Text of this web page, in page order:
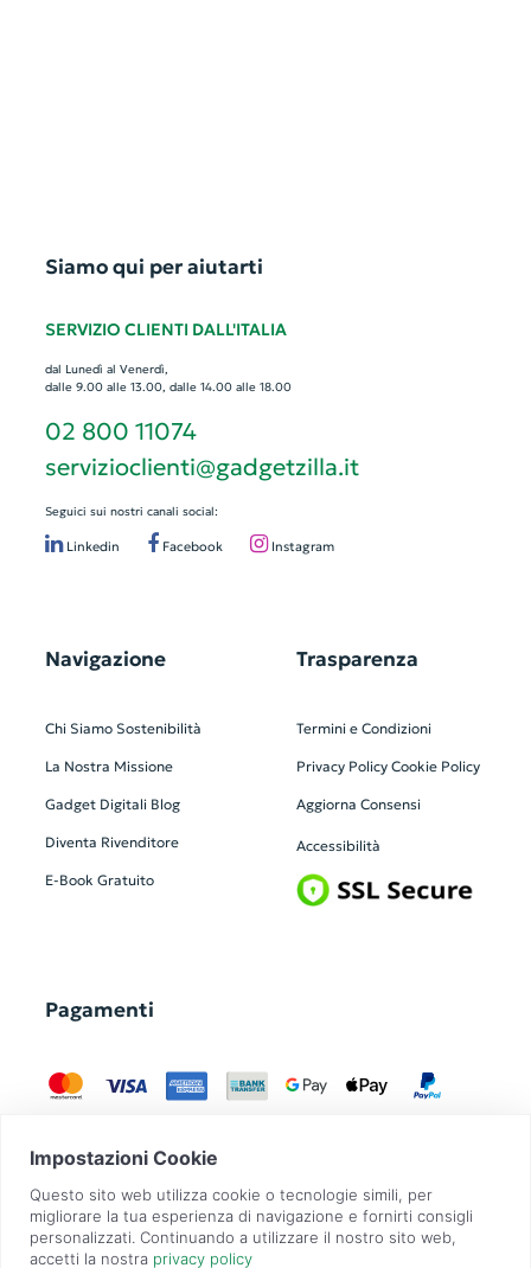
Siamo qui per aiutarti
SERVIZIO CLIENTI DALL'ITALIA
dal Lunedì al Venerdì,
dalle 9.00 alle 13.00, dalle 14.00 alle 18.00
02 800 11074
servizioclienti@gadgetzilla.it
Seguici sui nostri canali social:
Linkedin Facebook Instagram
Navigazione
Chi Siamo Sostenibilità
La Nostra Missione
Gadget Digitali Blog
Diventa Rivenditore
E-Book Gratuito
Trasparenza
Termini e Condizioni
Privacy Policy Cookie Policy
Aggiorna Consensi
Accessibilità
Pagamenti
GadgetZilla è un Brand di Overbi S.r.l.| realizzato con Contit
| © 2026 Tutti
i diritti riservati | P.IVA: 09351560967